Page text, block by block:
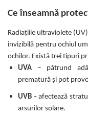
Accesorii bebelusi /
Perne si saltele
Diversificare bebelusi
Baia bebelusului
Maternitate
Jucarii copii si jocuri
Jucarii dentitie
Ce înseamnă
Radiațiile ultraviolete
invizibilă pentru ochiul
ochilor. Există trei tipuri
UVA – pătrund
prematură și pot
UVB – afectează
arsurilor solare.